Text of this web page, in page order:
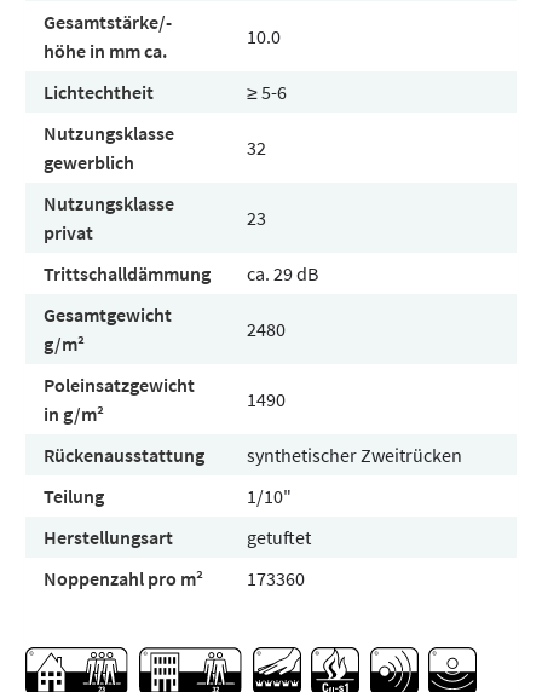
Gesamtstärke/-
höhe in mm ca.
10.0
Lichtechtheit
≥ 5-6
Nutzungsklasse
gewerblich
32
Nutzungsklasse
privat
23
Trittschalldämmung
ca. 29 dB
Gesamtgewicht
g/m²
2480
Poleinsatzgewicht
in g/m²
1490
Rückenausstattung
synthetischer Zweitrücken
Teilung
1/10"
Herstellungsart
getuftet
Noppenzahl pro m²
173360